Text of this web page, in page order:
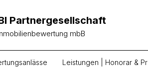
Partnergesellschaft
mbB
Leistungen | Honorar &